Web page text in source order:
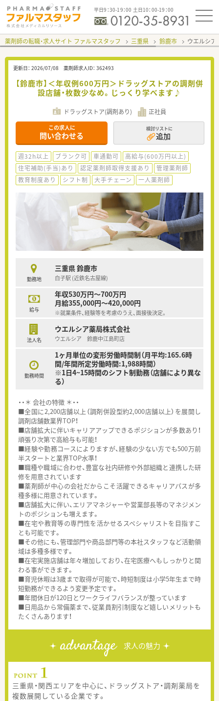
平日9：30-19：00 土日10：00-19：00
薬剤師の転職・求人サイト ファルマスタッフ 三重県 鈴鹿市 ウエルシ
更新日： 2026/07/08 薬剤師求人ID： 362493
【鈴鹿市】＜年収例600万円＞ドラッグストアの調剤併
設店舗・枚数少なめ。じっくり学べます♪
ドラッグストア(調剤あり) 正社員
この求人に
問い合わせる
検討リストに
追加
週32h以上 ブランク可 車通勤可
高給与(600万円以上)
住宅補助(手当)あり
認定薬剤師取得支援あり
管理薬剤師
教育制度あり
シフト制 大手チェーン 一人薬剤師
勤務地
三重県 鈴鹿市
白子駅 (近鉄名古屋線)
給与
年収530万円～700万円
月給355,000円～420,000円
※就業条件、経験等を考慮のうえ、面接後決定。
法人名
ウエルシア薬局株式会社
ウエルシア 鈴鹿中江島町店
勤務時間
1ヶ月単位の変形労働時間制（月平均:165.6時
間/年間所定労働時間:1,988時間）
※1日4~15時間のシフト制勤務（店舗により異な
る）
・・＊ 会社の特徴 ＊・・
■全国に2,200店舗以上（調剤併設型約2,000店舗以上）を展開し
調剤店舗数業界TOP！
■店舗拡大に伴いキャリアアップできるポジションが多数あり！
頑張り次第で高給与も可能！
■経験や勤務コースによりますが、経験の少ない方でも500万前
半スタートと業界TOP水準！
■職種や職域に合わせ、豊富な社内研修や外部組織と連携した研
修を用意されています
■薬剤師が中心の会社だからこそ活躍できるキャリアパスが多
種多様に用意されています。
■店舗拡大に伴い、エリアマネジャーや営業部長等のマネジメン
トのポジションも増えます。
■在宅や教育等の専門性を活かせるスペシャリストを目指すこ
とも可能です。
■その他にも、管理部門や商品部門等の本社スタッフなど活動領
域は多種多様です。
■在宅実施店舗は年々増加しており、在宅医療へもしっかりと関
わる事ができます。
■育児休暇は3歳まで取得が可能で、時短制度は小学5年生まで時
短勤務ができるよう変更予定です。
■年間休日が120日とワークライフバランスが整っています
■日用品から常備薬まで、従業員割引制度など嬉しいメリットも
たくさんあります！
advantage 求人の魅力
三重県・関西エリアを中心に、ドラッグストア・調剤薬局を
複数展開している企業です。